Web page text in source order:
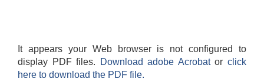
It appears your Web browser is not configured to
display PDF files.
Download adobe Acrobatorclick
here to download the PDF file.